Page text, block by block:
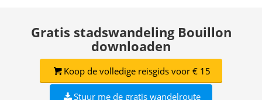
Gratis stadswandeling Bouillon
downloaden
Koop de volledige reisgids voor € 15
Stuur me de gratis wandelroute